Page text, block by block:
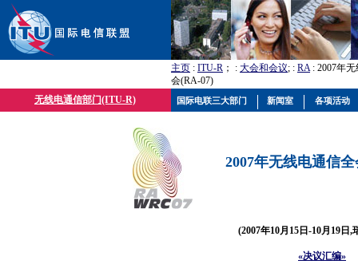
主页 : ITU-R ； : 大会和会议; : RA: 2007年
会(RA-07)
无线电通信部门(ITU-R)
2007年无线电通信
(2007年10月15日-10月19日,
«决议汇编»
国际电联三大部门 新闻室 各项活动